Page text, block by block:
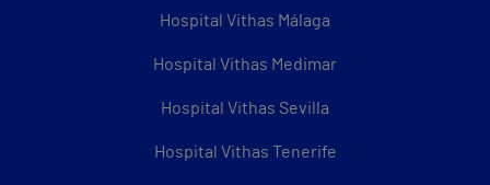
Hospital Vithas Málaga
Hospital Vithas Medimar
Hospital Vithas Sevilla
Hospital Vithas Tenerife